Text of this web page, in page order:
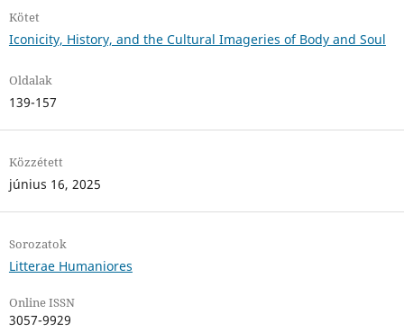
Kötet
Iconicity, History, and the Cultural Imageries of Body and Soul
Oldalak
139-157
Közzétett
június 16, 2025
Sorozatok
Litterae Humaniores
Online ISSN
3057-9929